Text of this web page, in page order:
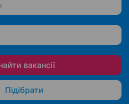
вакансії
Підібрати